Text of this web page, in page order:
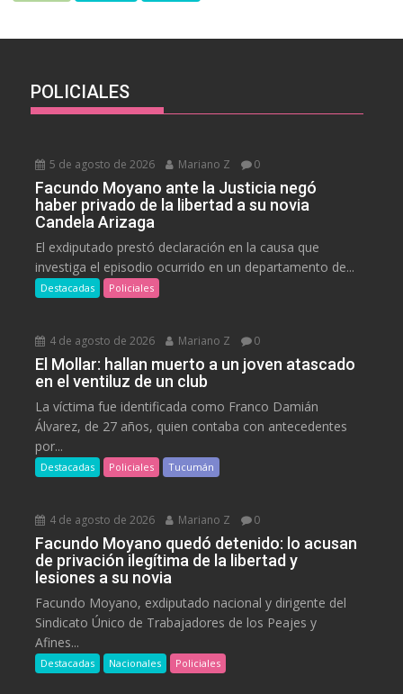
POLICIALES
5 de agosto de 2026 Mariano Z 0
Facundo Moyano ante la Justicia negó
haber privado de la libertad a su novia
Candela Arizaga
El exdiputado prestó declaración en la causa que
investiga el episodio ocurrido en un departamento de...
Destacadas Policiales
4 de agosto de 2026 Mariano Z 0
El Mollar: hallan muerto a un joven atascado
en el ventiluz de un club
La víctima fue identificada como Franco Damián
Álvarez, de 27 años, quien contaba con antecedentes
por...
Destacadas Policiales Tucumán
4 de agosto de 2026 Mariano Z 0
Facundo Moyano quedó detenido: lo acusan
de privación ilegítima de la libertad y
lesiones a su novia
Facundo Moyano, exdiputado nacional y dirigente del
Sindicato Único de Trabajadores de los Peajes y
Afines...
Destacadas Nacionales Policiales